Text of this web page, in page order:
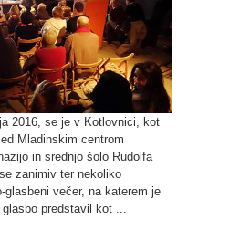
2016, se je v Kotlovnici, kot
Mladinskim centrom
in srednjo šolo Rudolfa
zanimiv ter nekoliko
glasbeni večer, na katerem je
predstavil kot ...